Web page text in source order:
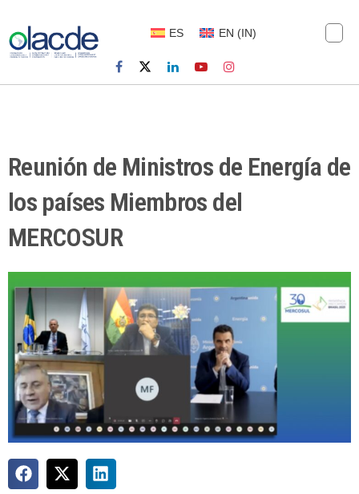
ES EN (IN)
Reunión de Ministros de Energía de
los países Miembros del
MERCOSUR